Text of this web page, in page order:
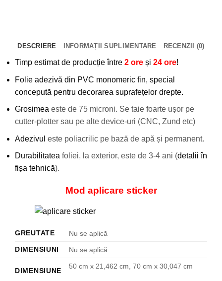
DESCRIERE INFORMAȚII SUPLIMENTARE RECENZII (0)
Timp estimat de producție între 2 ore și 24 ore!
Folie adezivă din PVC monomeric fin, special
concepută pentru decorarea suprafețelor drepte.
Grosimea este de 75 microni. Se taie foarte ușor pe
cutter-plotter sau pe alte device-uri (CNC, Zund etc)
Adezivul este poliacrilic pe bază de apă și permanent.
Durabilitatea foliei, la exterior, este de 3-4 ani (detalii în
fișa tehnică).
Mod aplicare sticker
GREUTATE
Nu se aplică
DIMENSIUNI
Nu se aplică
DIMENSIUNE
50 cm x 21,462 cm, 70 cm x 30,047 cm